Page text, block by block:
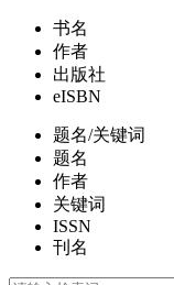
书名
作者
出版社
eISBN
题名/关键词
题名
作者
关键词
ISSN
刊名